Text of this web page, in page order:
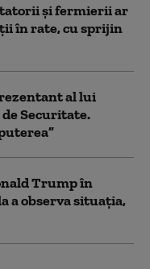
și fermierii ar
în rate, cu sprijin
al lui
Securitate.
Trump în
a observa situația,